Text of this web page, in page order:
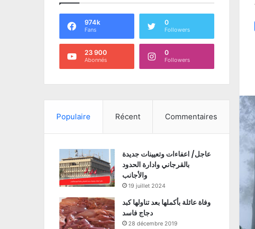
974k
Fans
0
Followers
23 900
Abonnés
0
Followers
Populaire Récent Commentaires
عاجل/ اعفاءات وتعيينات جديدة
بالقرجاني وادارة الحدود
والأجانب
19 juillet 2024
وفاة عائلة بأكملها بعد تناولها كبد
دجاج فاسد
28 décembre 2019